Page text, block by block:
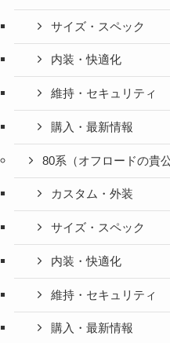
サイズ・スペック
内装・快適化
維持・セキュリティ
購入・最新情報
80系（オフロードの貴公
カスタム・外装
サイズ・スペック
内装・快適化
維持・セキュリティ
購入・最新情報